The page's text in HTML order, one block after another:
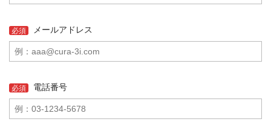
ネックストラップ ハンドストラップ
正絹 真田紐ストラップ
プ”SHIMEKIRI”
カメラバッグ
クリーニングポーチ ボディブラシ
必須 メールアドレス
必須 電話番号